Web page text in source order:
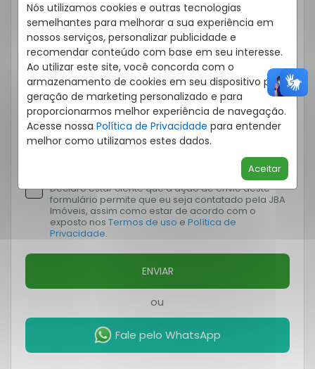
Nós utilizamos cookies e outras tecnologias
semelhantes para melhorar a sua experiência em
nossos serviços, personalizar publicidade e
recomendar conteúdo com base em seu interesse.
Ao utilizar este site, você concorda com o
armazenamento de cookies em seu dispositivo para
geração de marketing personalizado e para
proporcionarmos melhor experiência de navegação.
Acesse nossa Política de Privacidade para entender
melhor como utilizamos estes dados.
Aceitar
personalizadas de acordo com meus interesses.
Declaro estar ciente que a ação de envio deste
formulário permite que eu seja contatado pela JBA
Imóveis, assim como estar de acordo com o
exposto nos Termos de uso e Política de
Privacidade.
ENVIAR
ou
Fale pelo WhatsApp